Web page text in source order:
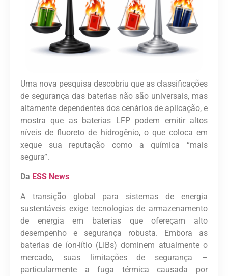
Uma nova pesquisa descobriu que as classificações
de segurança das baterias não são universais, mas
altamente dependentes dos cenários de aplicação, e
mostra que as baterias LFP podem emitir altos
níveis de fluoreto de hidrogênio, o que coloca em
xeque sua reputação como a química “mais
segura”.
Da ESS News
A transição global para sistemas de energia
sustentáveis ​​exige tecnologias de armazenamento
de energia em baterias que ofereçam alto
desempenho e segurança robusta. Embora as
baterias de íon-lítio (LIBs) dominem atualmente o
mercado, suas limitações de segurança –
particularmente a fuga térmica causada por